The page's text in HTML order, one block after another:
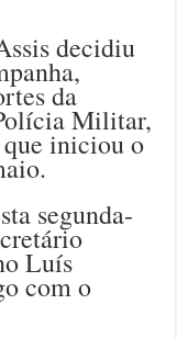
decidiu
da
Militar,
iniciou o
segunda-
Luís
com o